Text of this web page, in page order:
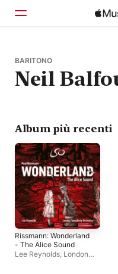
Home
Scopri
BARITONO
Neil
Album più recenti
Rissmann: Wonderland
- The Alice Sound
Lee Reynolds, London